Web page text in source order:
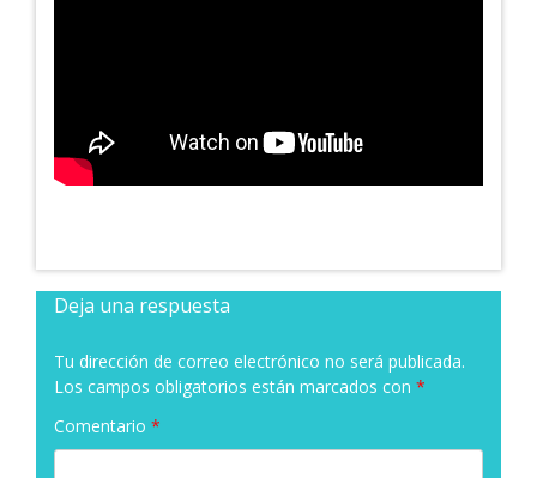
Deja una respuesta
Tu dirección de correo electrónico no será publicada.
Los campos obligatorios están marcados con *
Comentario *